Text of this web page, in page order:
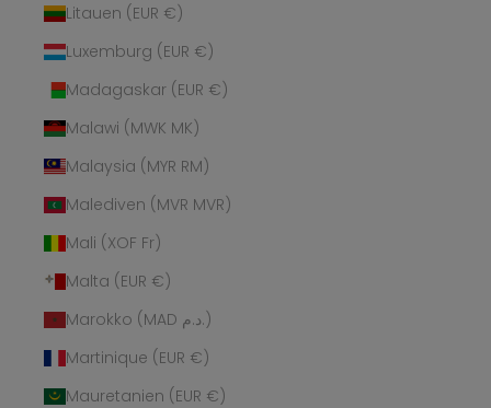
Litauen (EUR €)
Luxemburg (EUR €)
Madagaskar (EUR €)
Malawi (MWK MK)
Malaysia (MYR RM)
Malediven (MVR MVR)
Mali (XOF Fr)
Malta (EUR €)
Marokko (MAD د.م.)
Martinique (EUR €)
Mauretanien (EUR €)